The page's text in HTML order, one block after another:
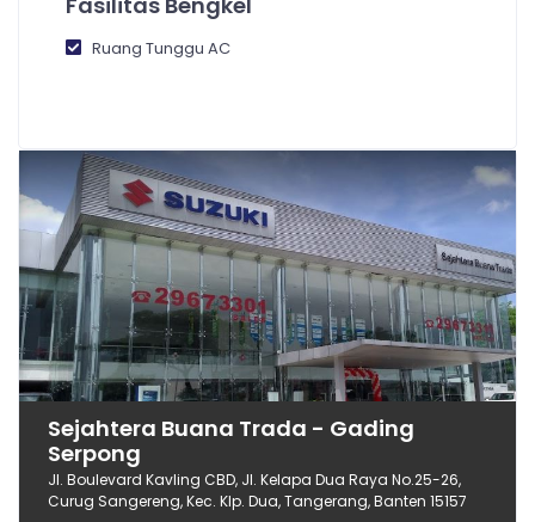
Ruang Tunggu AC
Sejahtera Buana Trada - Gading
Serpong
Jl. Boulevard Kavling CBD, Jl. Kelapa Dua Raya No.25-26,
Curug Sangereng, Kec. Klp. Dua, Tangerang, Banten 15157